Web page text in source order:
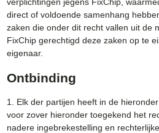
direct of voldoende samenhang
zaken die onder dit recht vallen uit de
FixChip gerechtigd deze zaken op te
eigenaar.
Ontbinding
1. Elk der partijen heeft in de
voor zover hieronder toegekend het
nadere ingebrekestelling en